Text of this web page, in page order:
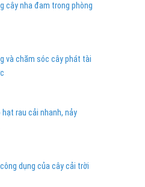
cây nha đam trong phòng
và chăm sóc cây phát tài
hạt rau cải nhanh, nảy
dụng của cây cải trời